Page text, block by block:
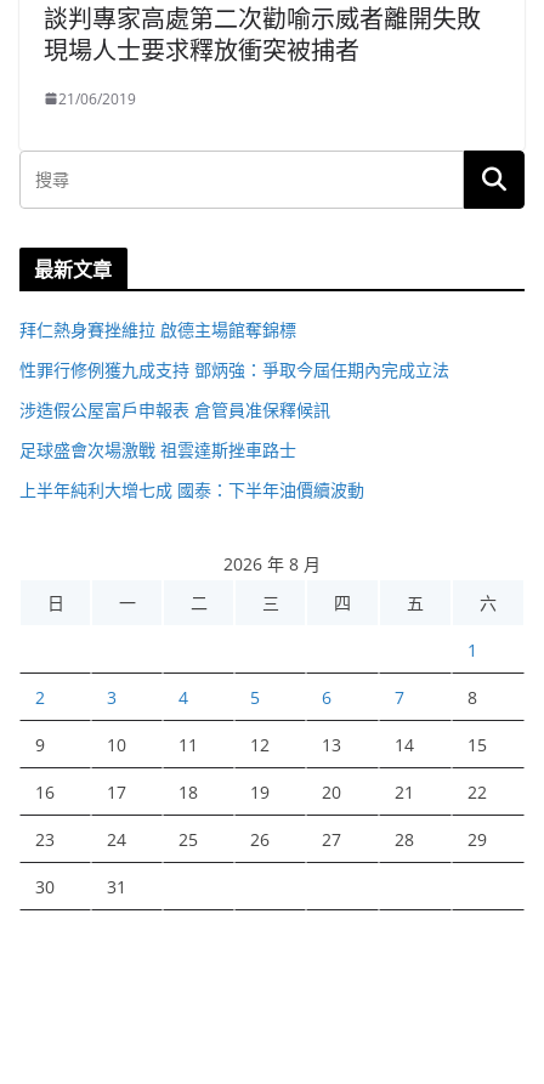
談判專家高處第二次勸喻示威者離開失敗
現場人士要求釋放衝突被捕者
21/06/2019
最新文章
拜仁熱身賽挫維拉 啟德主場館奪錦標
性罪行修例獲九成支持 鄧炳強：爭取今屆任期內完成立法
涉造假公屋富戶申報表 倉管員准保釋候訊
足球盛會次場激戰 祖雲達斯挫車路士
上半年純利大增七成 國泰：下半年油價續波動
2026 年 8 月
日
一 二 三 四 五 六
1
2 3 4 5 6 7 8
9 10 11 12 13 14 15
16 17 18 19 20 21 22
23 24 25 26 27 28 29
30 31